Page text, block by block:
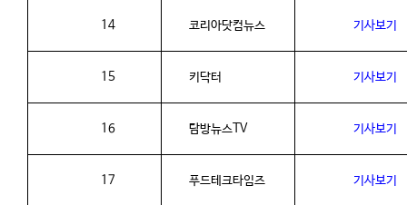
14 코리아닷컴뉴스 기사보기
15 키닥터 기사보기
16 탐방뉴스 TV 기사보기
17 푸드테크타임즈 기사보기